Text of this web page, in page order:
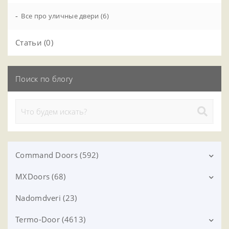
- Все про уличные двери (6)
Статьи (0)
Поиск по блогу
Command Doors (592)
BROWN (27)
CHALET (26)
CHALET WHITE (27)
MXDoors (68)
MXM-7 (22)
Модерн (0)
Nadomdveri (23)
Termo-Door (4613)